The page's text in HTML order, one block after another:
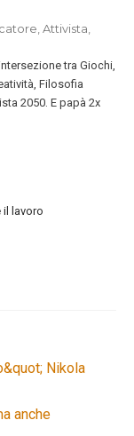
Attivista,
tra Giochi,
Filosofia
2050. E papà 2x
il lavoro
Nikola
anche